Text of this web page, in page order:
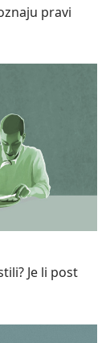
pravi
Je li post